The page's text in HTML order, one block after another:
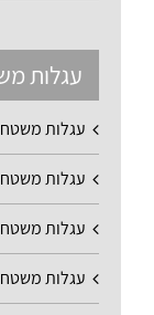
עגלות
עגלות
עגלות
עגלות
עגלות